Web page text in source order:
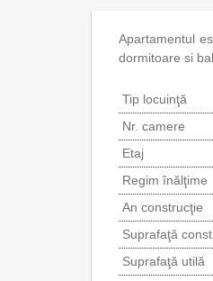
Apartamentul
dormitoare si
Tip locuinţă
Nr. camere
Etaj
Regim înălţime
An construcţie
Suprafaţă
Suprafaţă utilă